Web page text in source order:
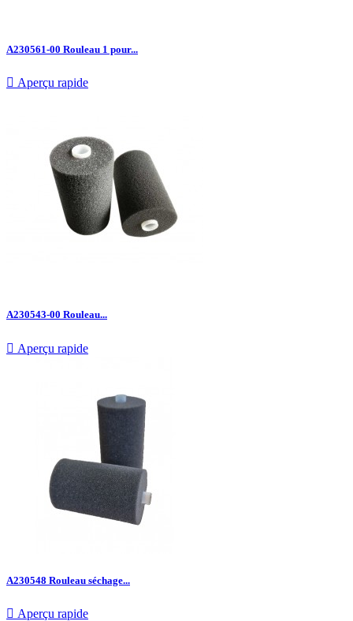
A230561-00 Rouleau 1 pour...
 Aperçu rapide
A230543-00 Rouleau...
 Aperçu rapide
A230548 Rouleau séchage...
 Aperçu rapide